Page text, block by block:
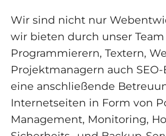
Wir sind nicht nur
wir bieten durch unser Team
Programmierern, Textern,
Projektmanagern auch
eine anschließende
Internetseiten in Form von
Management, Monitoring,